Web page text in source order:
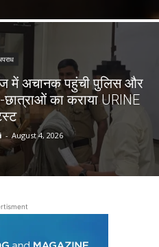
में अचानक पहुंची पुलिस और
छात्राओं का कराया URINE
- August 4, 2026